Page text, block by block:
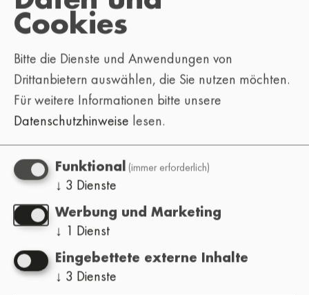
Cookies
Bitte die Dienste und Anwendungen von
Drittanbietern auswählen, die Sie nutzen möchten.
Für weitere Informationen bitte unsere
Datenschutzhinweise lesen.
Funktional (immer erforderlich)
↓ 3 Dienste
Werbung und Marketing
↓ 1 Dienst
Eingebettete externe Inhalte
↓ 3 Dienste